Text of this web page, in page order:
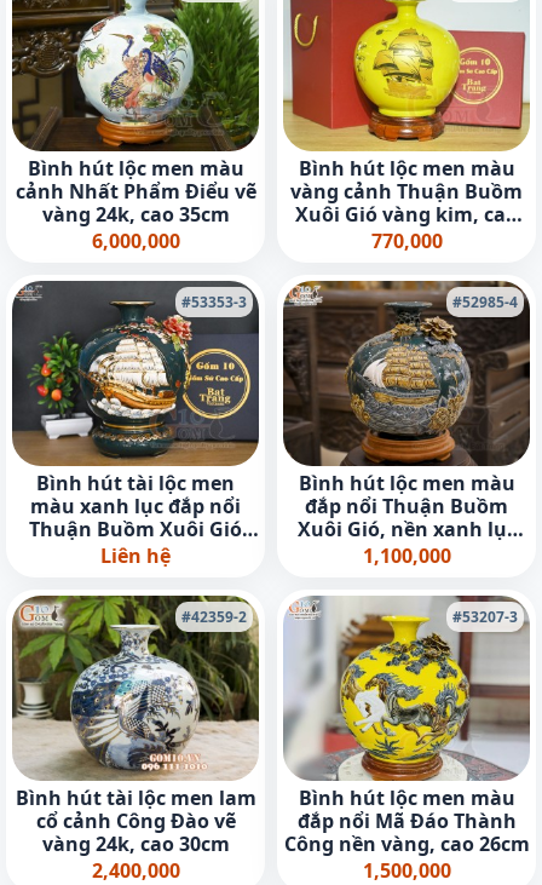
Bình hút lộc men màu
cảnh Nhất Phẩm Điểu vẽ
vàng 24k, cao 35cm
6,000,000
Bình hút lộc men màu
vàng cảnh Thuận Buồm
Xuôi Gió vàng kim, cao
23cm
770,000
#53353-3
Bình hút tài lộc men
màu xanh lục đắp nổi
Thuận Buồm Xuôi Gió
kênh vẽ vàng 24k, cao
Liên hệ
#52985-4
Bình hút lộc men màu
đắp nổi Thuận Buồm
Xuôi Gió, nền xanh lục
bảo cao 24cm
1,100,000
#42359-2
Bình hút tài lộc men lam
cổ cảnh Công Đào vẽ
vàng 24k, cao 30cm
2,400,000
#53207-3
Bình hút lộc men màu
đắp nổi Mã Đáo Thành
Công nền vàng, cao 26cm
1,500,000